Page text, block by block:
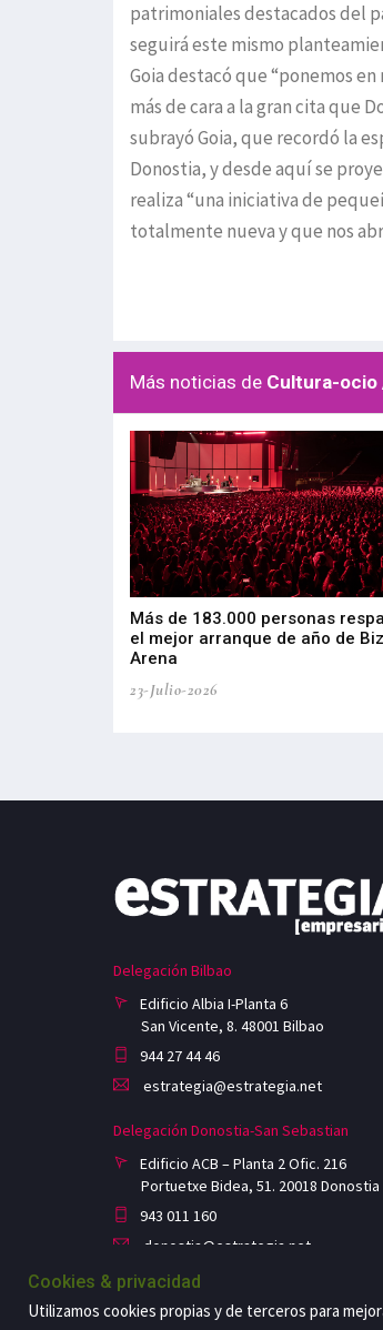
patrimoniales destacados del
seguirá este mismo
Goia destacó que “ponemos
más de cara a la gran cita que
subrayó Goia, que recordó la
Donostia, y desde aquí se
realiza “una iniciativa de
totalmente nueva y que nos
Más noticias de Cultura-ocio
Más de 183.000 personas
el mejor arranque de año de
Arena
23-Julio-2026
Delegación Bilbao
Edificio Albia I-Planta 6
San Vicente, 8. 48001 Bilbao
944 27 44 46
estrategia@estrategia.net
Delegación Donostia-San Sebastian
Edificio ACB – Planta 2 Ofic. 216
Portuetxe Bidea, 51. 20018 Donostia
943 011 160
donostia@estrategia.net
Cookies & privacidad
Utilizamos cookies propias y de terceros para